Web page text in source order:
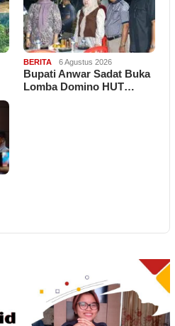
BERITA 6 Agustus 2026
Bupati Anwar Sadat Buka
Lomba Domino HUT…